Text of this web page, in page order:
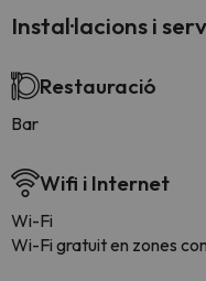
Instal·lacions i
Restauració
Bar
Wifi i Internet
Wi-Fi
Wi-Fi gratuit en zones